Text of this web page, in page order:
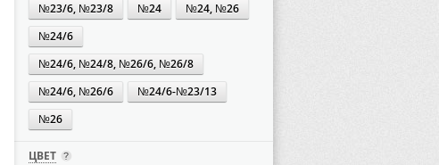
№23/6, №23/8
№24
№24, №26
№24/6
№24/6, №24/8, №26/6, №26/8
№24/6, №26/6
№24/6-№23/13
№26
ЦВЕТ